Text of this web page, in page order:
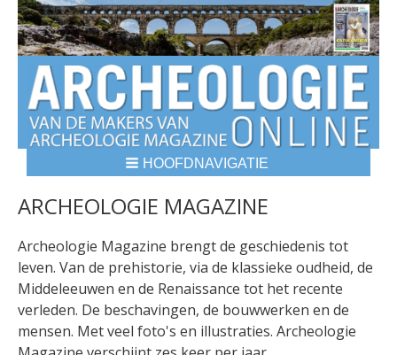
HOOFDNAVIGATIE
ARCHEOLOGIE MAGAZINE
Archeologie Magazine brengt de geschiedenis tot
leven. Van de prehistorie, via de klassieke oudheid, de
Middeleeuwen en de Renaissance tot het recente
verleden. De beschavingen, de bouwwerken en de
mensen. Met veel foto's en illustraties. Archeologie